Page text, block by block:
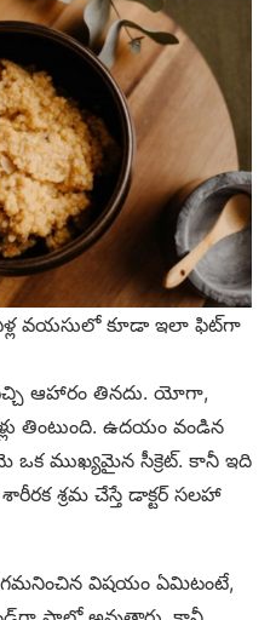
ఏళ్ల వయసులో కూడా ఇలా ఫిట్‌గా
ఆహారం తినదు. యోగా,
తింటుంది. ఉదయం వండిన
ముఖ్యమైన సీక్రెట్. కానీ ఇది
శ్రమ చేస్తే డాక్టర్ సలహా
విషయం ఏమిటంటే,